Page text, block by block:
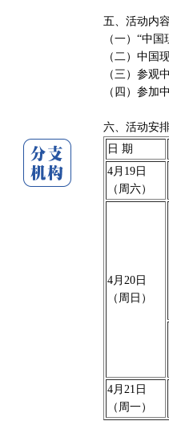
交流内容：
馆”理念的
总结，进一
事，展现中
五、活动内
（一）“中
（二）中国
（三）参观
（四）参加
六、活动安
日 期
4月19日
（周六）
4月20日
（周日）
4月21日
（周一）